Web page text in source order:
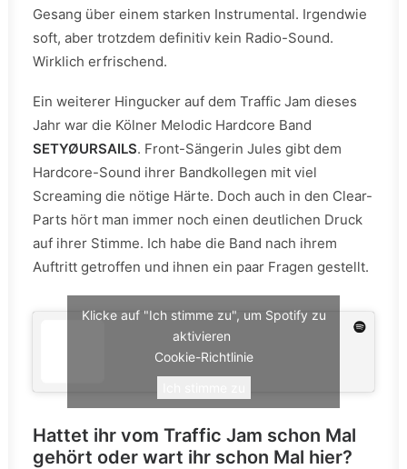
Gesang über einem starken Instrumental. Irgendwie
soft, aber trotzdem definitiv kein Radio-Sound.
Wirklich erfrischend.
Ein weiterer Hingucker auf dem Traffic Jam dieses
Jahr war die Kölner Melodic Hardcore Band
SETYØURSAILS. Front-Sängerin Jules gibt dem
Hardcore-Sound ihrer Bandkollegen mit viel
Screaming die nötige Härte. Doch auch in den Clear-
Parts hört man immer noch einen deutlichen Druck
auf ihrer Stimme. Ich habe die Band nach ihrem
Auftritt getroffen und ihnen ein paar Fragen gestellt.
Klicke auf "Ich stimme zu", um Spotify zu
aktivieren
Cookie-Richtlinie
Hattet ihr vom Traffic Jam schon Mal
gehört oder wart ihr schon Mal hier?